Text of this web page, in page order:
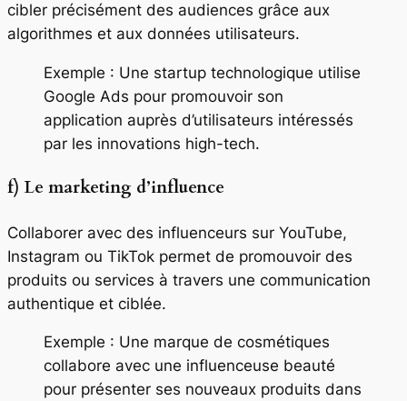
cibler précisément des audiences grâce aux
algorithmes et aux données utilisateurs.
Exemple : Une startup technologique utilise
Google Ads pour promouvoir son
application auprès d’utilisateurs intéressés
par les innovations high-tech.
f) Le marketing d’influence
Collaborer avec des influenceurs sur YouTube,
Instagram ou TikTok permet de promouvoir des
produits ou services à travers une communication
authentique et ciblée.
Exemple : Une marque de cosmétiques
collabore avec une influenceuse beauté
pour présenter ses nouveaux produits dans